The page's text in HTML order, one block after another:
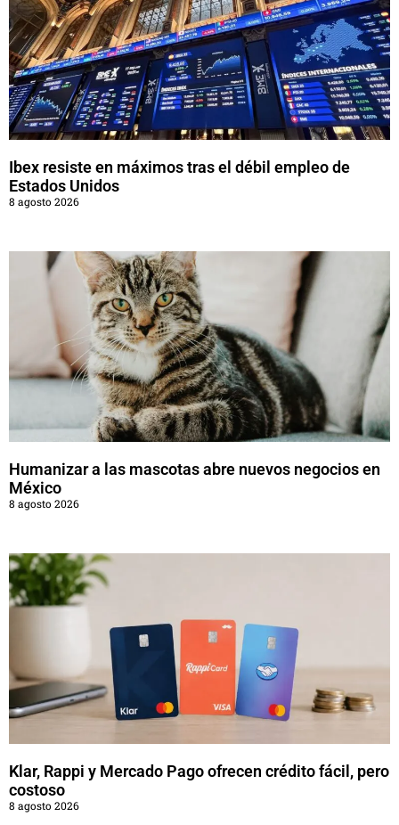
Ibex resiste en máximos tras el débil empleo de
Estados Unidos
8 agosto 2026
Humanizar a las mascotas abre nuevos negocios en
México
8 agosto 2026
Klar, Rappi y Mercado Pago ofrecen crédito fácil, pero
costoso
8 agosto 2026